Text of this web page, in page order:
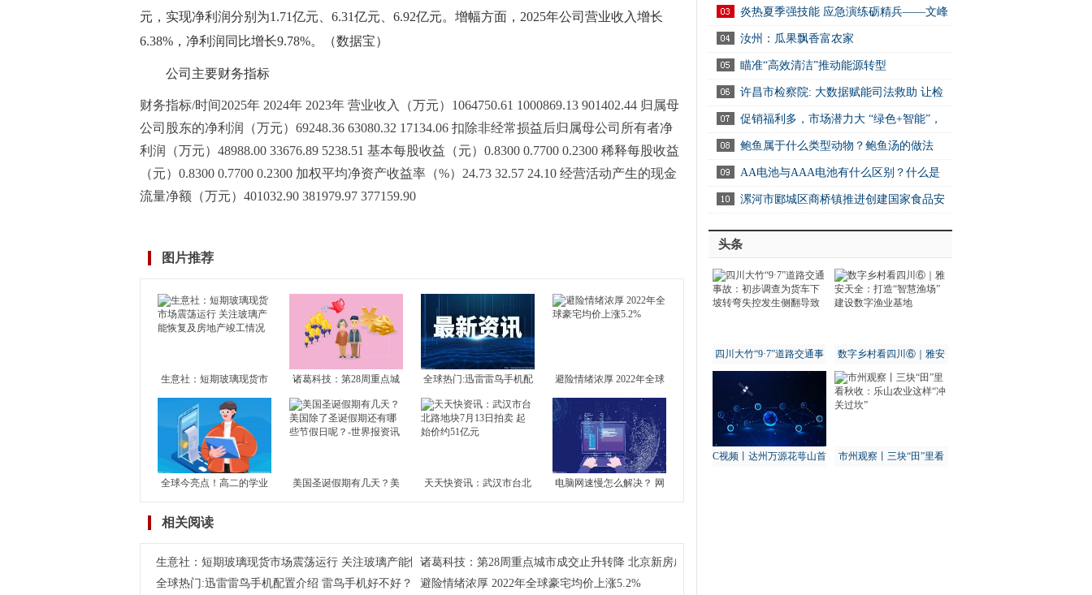
元，实现净利润分别为1.71亿元、6.31亿元、6.92亿元。增幅方面，2025年公司营业收入增长
6.38%，净利润同比增长9.78%。（数据宝）
公司主要财务指标
财务指标/时间2025年 2024年 2023年 营业收入（万元）1064750.61 1000869.13 901402.44 归属母
公司股东的净利润（万元）69248.36 63080.32 17134.06 扣除非经常损益后归属母公司所有者净
利润（万元）48988.00 33676.89 5238.51 基本每股收益（元）0.8300 0.7700 0.2300 稀释每股收益
（元）0.8300 0.7700 0.2300 加权平均净资产收益率（%）24.73 32.57 24.10 经营活动产生的现金
流量净额（万元）401032.90 381979.97 377159.90
图片推荐
生意社：短期玻璃现货市
场震荡运行 关注玻璃产能
恢复及房地产竣工情况
诸葛科技：第28周重点城
市成交止升转降 北京新房
成交独升 其余14城全部下
全球热门:迅雷雷鸟手机配
置介绍 雷鸟手机好不好？
避险情绪浓厚 2022年全球
豪宅均价上涨5.2%
全球今亮点！高二的学业
响？学考对高考到底有没
美国圣诞假期有几天？美
天天快资讯：武汉市台北
电脑网速慢怎么解决？ 网
相关阅读
生意社：短期玻璃现货市场震荡运行 关注玻璃产能恢复及房地产竣工情况诸葛科技：第28周重点城市成交止升转降 北京新房成交独升 其余14城全部下滑
全球热门:迅雷雷鸟手机配置介绍 雷鸟手机好不好？
避险情绪浓厚 2022年全球豪宅均价上涨5.2%
炎热夏季强技能 应急演练砺精兵——文峰
区万达商业服务中心开展消防应急演练活动
汝州：瓜果飘香富农家
瞄准“高效清洁”推动能源转型
许昌市检察院: 大数据赋能司法救助 让检
察关爱可感可触可及
促销福利多，市场潜力大 “绿色+智能”，
家电消费新选择
鲍鱼属于什么类型动物？鲍鱼汤的做法
AA电池与AAA电池有什么区别？什么是
AA电池？ 快资讯
漯河市郾城区商桥镇推进创建国家食品安
头条
四川大竹“9·7”道路交通事
故：初步调查为货车下坡
转弯失控发生侧翻导致
数字乡村看四川⑥｜雅安
天全：打造“智慧渔场” 建
设数字渔业基地
C视频丨达州万源花萼山首
市州观察丨三块“田”里看